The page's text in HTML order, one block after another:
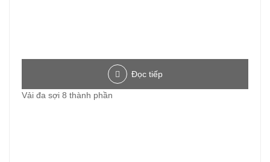
Đọc tiếp
Vải đa sợi 8 thành phần